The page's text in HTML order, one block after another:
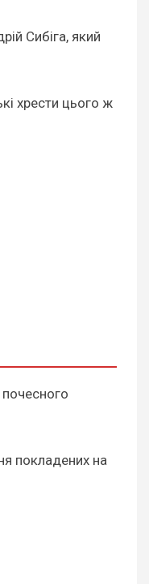
Сибіга, який
хрести цього ж
покладених на